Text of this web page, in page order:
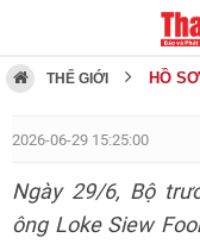
THẾ GIỚI HỒ
2026-06-29 15:25:00
Ngày 29/6, Bộ
ông Loke Siew